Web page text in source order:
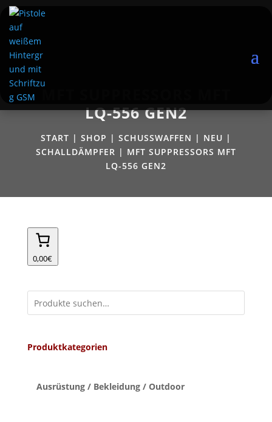
LQ-556 GEN2
START | SHOP | SCHUSSWAFFEN | NEU |
SCHALLDÄMPFER | MFT SUPPRESSORS MFT
LQ-556 GEN2
0,00€
Produktkategorien
Ausrüstung / Bekleidung / Outdoor